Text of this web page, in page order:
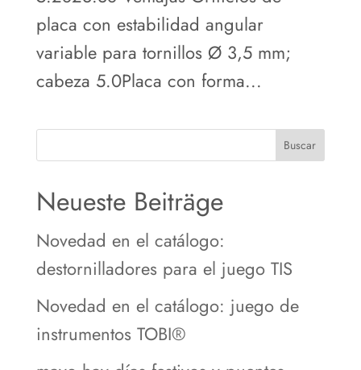
placa con estabilidad angular
variable para tornillos Ø 3,5 mm;
cabeza 5.0Placa con forma...
Buscar
Neueste Beiträge
Novedad en el catálogo:
destornilladores para el juego TIS
Novedad en el catálogo: juego de
instrumentos TOBI®